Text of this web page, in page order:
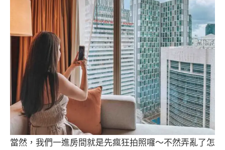
當然，我們一進房間就是先瘋狂拍照囉～不然弄亂了怎